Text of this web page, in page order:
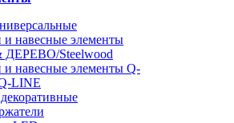
и навесные элементы
Steelwood
и навесные элементы Q-
LINE